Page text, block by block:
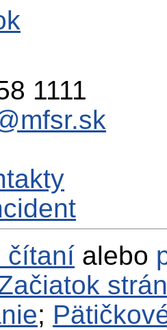
1111
čítaní alebo
;